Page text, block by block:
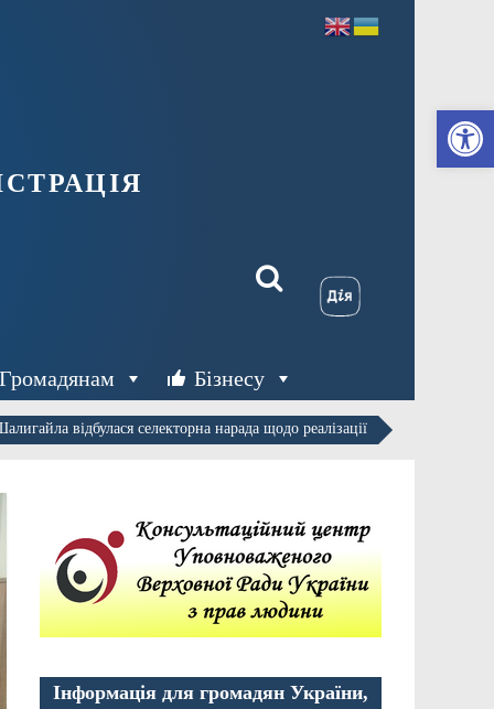
Бізнесу
відбулася селекторна нарада щодо реалізації
Інформація для громадян України,